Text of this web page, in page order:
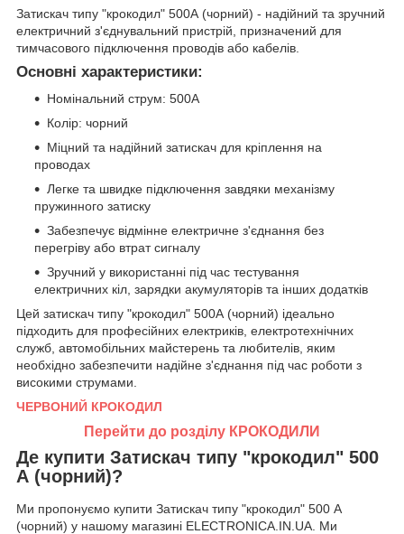
Затискач типу "крокодил" 500А (чорний) - надійний та зручний
електричний з'єднувальний пристрій, призначений для
тимчасового підключення проводів або кабелів.
Основні характеристики:
Номінальний струм: 500А
Колір: чорний
Міцний та надійний затискач для кріплення на
проводах
Легке та швидке підключення завдяки механізму
пружинного затиску
Забезпечує відмінне електричне з'єднання без
перегріву або втрат сигналу
Зручний у використанні під час тестування
електричних кіл, зарядки акумуляторів та інших додатків
Цей затискач типу "крокодил" 500А (чорний) ідеально
підходить для професійних електриків, електротехнічних
служб, автомобільних майстерень та любителів, яким
необхідно забезпечити надійне з'єднання під час роботи з
високими струмами.
ЧЕРВОНИЙ КРОКОДИЛ
Перейти до розділу КРОКОДИЛИ
Де купити Затискач типу "крокодил" 500
А (чорний)?
Ми пропонуємо купити Затискач типу "крокодил" 500 А
(чорний) у нашому магазині ELECTRONICA.IN.UA. Ми